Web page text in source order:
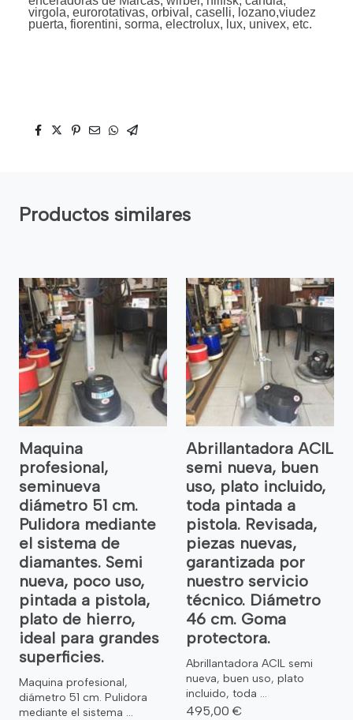
virgola, eurorotativas, orbival, caselli, lozano,viudez
puerta, fiorentini, sorma, electrolux, lux, univex, etc.
Productos similares
Maquina
profesional,
seminueva
diámetro 51 cm.
Pulidora mediante
el sistema de
diamantes. Semi
nueva, poco uso,
pintada a pistola,
plato de hierro,
ideal para grandes
superficies.
Maquina profesional,
diámetro 51 cm. Pulidora
mediante el sistema ...
Abrillantadora ACIL
semi nueva, buen
uso, plato incluido,
toda pintada a
pistola. Revisada,
piezas nuevas,
garantizada por
nuestro servicio
técnico. Diámetro
46 cm. Goma
protectora.
Abrillantadora ACIL semi
nueva, buen uso, plato
incluido, toda ...
495,00 €